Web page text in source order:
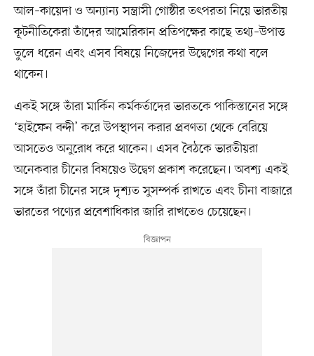
আল–কায়েদা ও অন্যান্য সন্ত্রাসী গোষ্ঠীর তৎপরতা নিয়ে ভারতীয়
কূটনীতিকেরা তাঁদের আমেরিকান প্রতিপক্ষের কাছে তথ্য–উপাত্ত
তুলে ধরেন এবং এসব বিষয়ে নিজেদের উদ্বেগের কথা বলে
থাকেন।
একই সঙ্গে তাঁরা মার্কিন কর্মকর্তাদের ভারতকে পাকিস্তানের সঙ্গে
‘হাইফেন বন্দী’ করে উপস্থাপন করার প্রবণতা থেকে বেরিয়ে
আসতেও অনুরোধ করে থাকেন। এসব বৈঠকে ভারতীয়রা
অনেকবার চীনের বিষয়েও উদ্বেগ প্রকাশ করেছেন। অবশ্য একই
সঙ্গে তাঁরা চীনের সঙ্গে দৃশ্যত সুসম্পর্ক রাখতে এবং চীনা বাজারে
ভারতের পণ্যের প্রবেশাধিকার জারি রাখতেও চেয়েছেন।